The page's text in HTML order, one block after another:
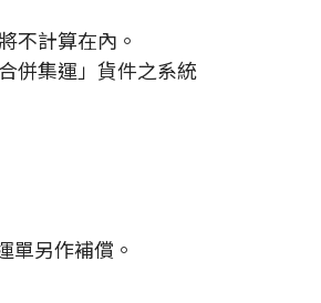
不計算在內。
併集運」貨件之系統
單另作補償。